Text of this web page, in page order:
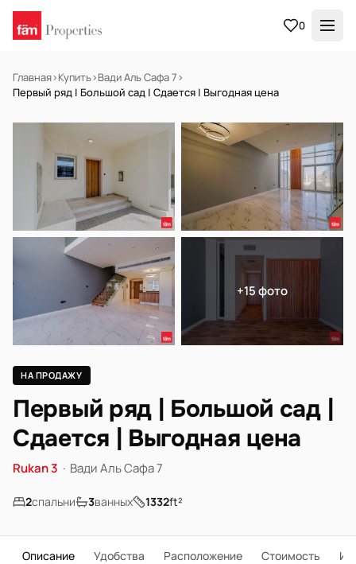
0
Главная›Купить›Вади Аль Сафа 7›
Первый ряд | Большой сад | Сдается | Выгодная цена
Готов к заселению
+15 фото
НА ПРОДАЖУ
Первый ряд | Большой сад |
Сдается | Выгодная цена
Rukan 3 · Вади Аль Сафа 7
2спальни 3ванных 1332ft²
Описание Удобства Расположение Стоимость